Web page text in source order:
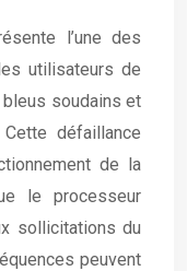
l’une des
utilisateurs de
soudains et
défaillance
de la
le processeur
sollicitations du
peuvent